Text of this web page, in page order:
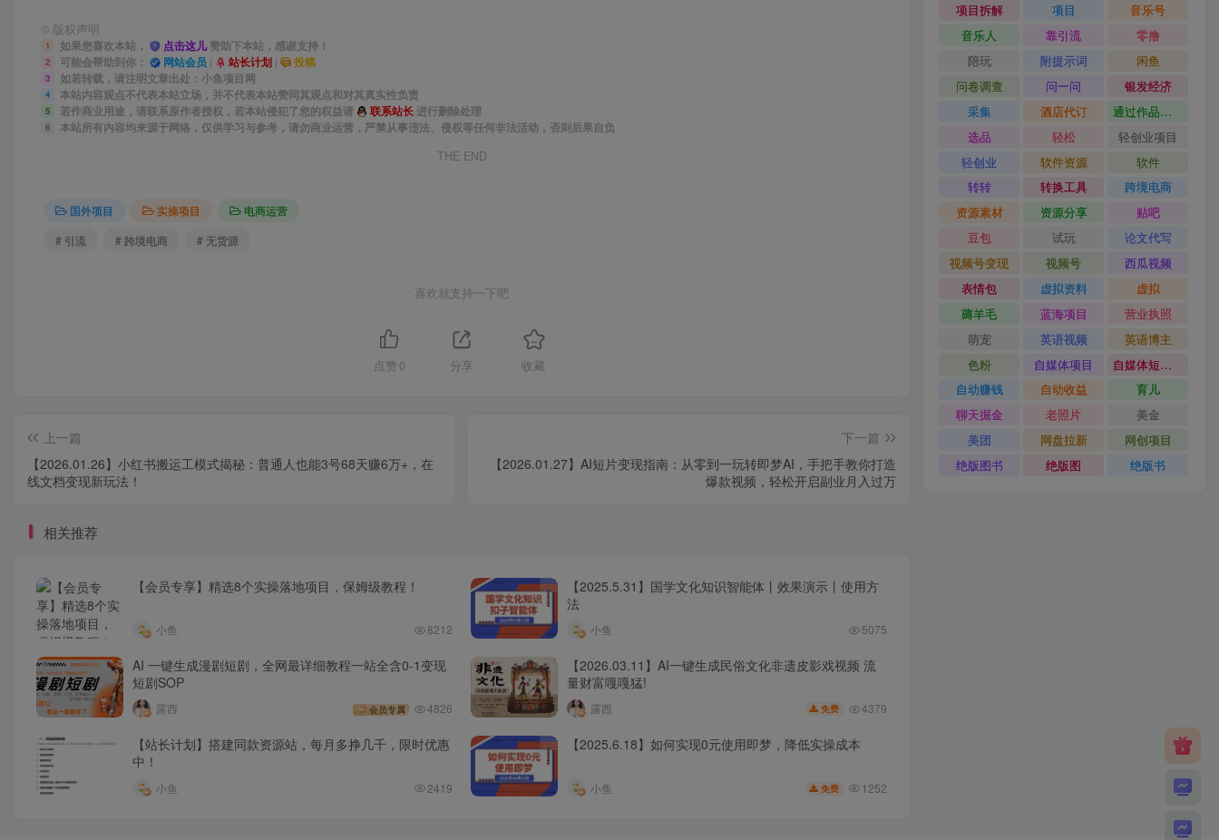
© 版权声明
1 如果您喜欢本站， 点击这儿赞助下本站，感谢支持！
2 可能会帮助到你： 网站会员 | 站长计划 | 投稿
3 如若转载，请注明文章出处：小鱼项目网
4 本站内容观点不代表本站立场，并不代表本站赞同其观点和对其真实性负责
5 若作商业用途，请联系原作者授权，若本站侵犯了您的权益请 联系站长进行删除处理
6
本站所有内容均来源于网络，仅供学习与参考，请勿商业运营，严禁从事违法、侵权等任何非法活动，否则后果自负
THE END
国外项目 实操项目
电商运营
# 引流
# 跨境电商 # 无货源
喜欢就支持一下吧
点赞 0 分享 收藏
上一篇
【2026.01.26】小红书搬运工模式揭秘：普通人也能3号68天赚6万+，在
线文档变现新玩法！
下一篇
【2026.01.27】AI短片变现指南：从零到一玩转即梦AI，手把手教你打造
爆款视频，轻松开启副业月入过万
相关推荐
【会员专享】精选8个实操落地项目，保姆级教程！
小鱼 8212
【2025.5.31】国学文化知识智能体丨效果演示丨使用方
法
小鱼 5075
AI 一键生成漫剧短剧，全网最详细教程一站全含0-1变现
短剧SOP
露西 会员专属 4826
【2026.03.11】AI一键生成民俗文化非遗皮影戏视频 流
量财富嘎嘎猛!
露西 免费 4379
【站长计划】搭建同款资源站，每月多挣几千，限时优惠
中！
小鱼 2419
【2025.6.18】如何实现0元使用即梦，降低实操成本
小鱼 免费 1252
项目拆解
项目
音乐号
音乐人
靠引流
零撸
陪玩
附提示词
闲鱼
问卷调查
问一问
银发经济
采集
酒店代订
通过作品流量
选品
轻松
轻创业项目
轻创业
软件资源
软件
转转
转换工具
跨境电商
资源素材
资源分享
贴吧
豆包
试玩
论文代写
视频号变现
视频号
西瓜视频
表情包
虚拟资料
虚拟
薅羊毛
蓝海项目
营业执照
萌宠
英语视频
英语博主
色粉
自媒体项目
自媒体短视频
自动赚钱
自动收益
育儿
聊天掘金
老照片
美金
美团
网盘拉新
网创项目
绝版图书
绝版图 绝版书